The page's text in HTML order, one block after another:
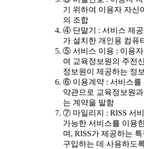
기 위하여 이용자 자신
의 조합
④ 단말기 : 서비스 제
가 설치한 개인용 컴퓨
⑤ 서비스 이용 : 이용
여 교육정보원의 주전
정보원이 제공하는 정
⑥ 이용계약 : 서비스를
약관으로 교육정보원
는 계약을 말함
⑦ 마일리지 : RISS 서
가능한 서비스를 이용
며, RISS가 제공하는
구입하는 데 사용하도